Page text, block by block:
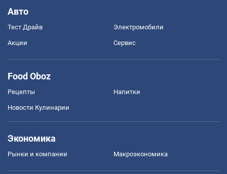
Авто
Тест Драйв Электромобили
Акции Сервис
Food Oboz
Рецепты Напитки
Новости Кулинарии
Экономика
Рынки и компании Mакроэкономика